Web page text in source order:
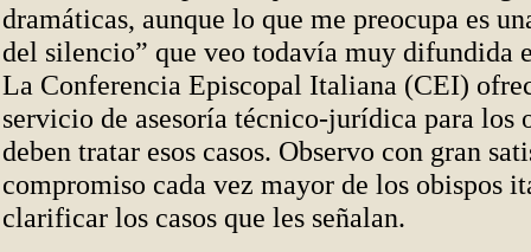
dramáticas, aunque lo que me preocupa es
del silencio” que veo todavía muy difundida
La Conferencia Episcopal Italiana (CEI)
servicio de asesoría técnico-jurídica para los
deben tratar esos casos. Observo con gran
compromiso cada vez mayor de los obispos
clarificar los casos que les señalan.